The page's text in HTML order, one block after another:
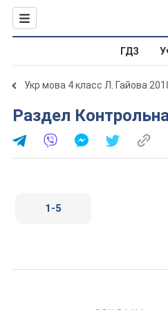
ГДЗ
Укр мова 4 класс Л. Гайова
Раздел
1-5